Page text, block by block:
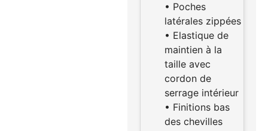
• Poches
latérales zippées
• Elastique de
maintien à la
taille avec
cordon de
serrage intérieur
• Finitions bas
des chevilles